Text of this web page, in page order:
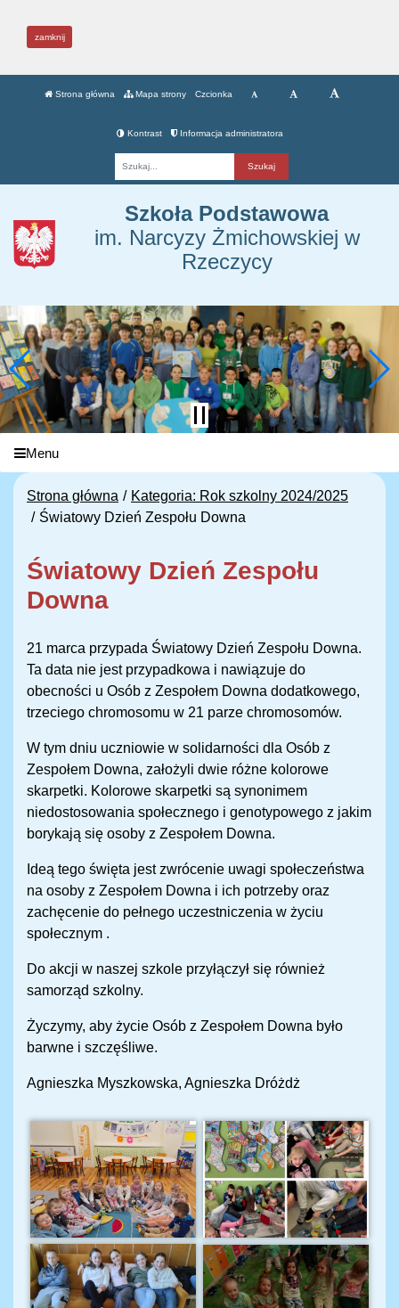
zamknij
Strona główna Mapa strony Czcionka
Kontrast Informacja administratora
Szkoła Podstawowa
im. Narcyzy Żmichowskiej w
Rzeczycy
Menu
Strona główna
Kategoria: Rok szkolny 2024/2025
Światowy Dzień Zespołu Downa
Światowy Dzień Zespołu
Downa
21 marca przypada Światowy Dzień Zespołu Downa.
Ta data nie jest przypadkowa i nawiązuje do
obecności u Osób z Zespołem Downa dodatkowego,
trzeciego chromosomu w 21 parze chromosomów.
W tym dniu uczniowie w solidarności dla Osób z
Zespołem Downa, założyli dwie różne kolorowe
skarpetki. Kolorowe skarpetki są synonimem
niedostosowania społecznego i genotypowego z jakim
borykają się osoby z Zespołem Downa.
Ideą tego święta jest zwrócenie uwagi społeczeństwa
na osoby z Zespołem Downa i ich potrzeby oraz
zachęcenie do pełnego uczestniczenia w życiu
społecznym .
Do akcji w naszej szkole przyłączył się również
samorząd szkolny.
Życzymy, aby życie Osób z Zespołem Downa było
barwne i szczęśliwe.
Agnieszka Myszkowska, Agnieszka Dróżdż